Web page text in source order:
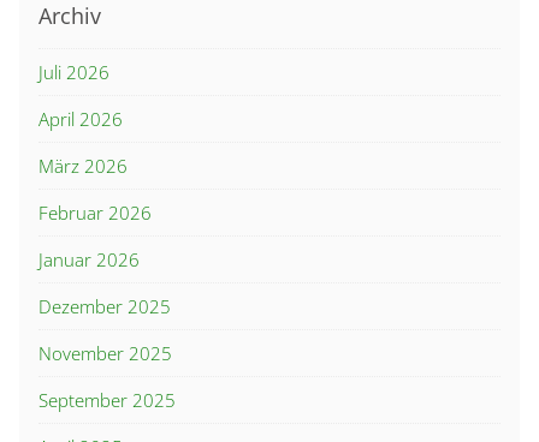
Archiv
Juli 2026
April 2026
März 2026
Februar 2026
Januar 2026
Dezember 2025
November 2025
September 2025